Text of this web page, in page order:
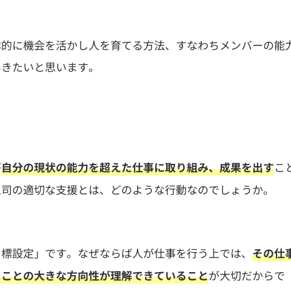
に機会を活かし人を育てる方法、すなわちメンバーの能
たいと思います。
自分の現状の能力を超えた仕事に取り組み、成果を出すこ
の適切な支援とは、どのような行動なのでしょうか。
設定」です。なぜならば人が仕事を行う上では、 その仕
との大きな方向性が理解できていることが大切だからで